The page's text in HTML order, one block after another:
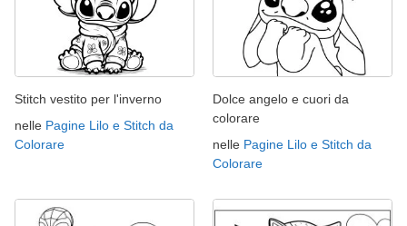
Stitch vestito per l'inverno
nelle Pagine Lilo e Stitch da
Colorare
Dolce angelo e cuori da
colorare
nelle Pagine Lilo e Stitch da
Colorare